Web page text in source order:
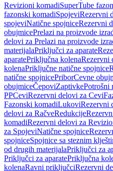
Revizioni komadiSuperTube
fazonski komadiSpojeviRezervni
spojeviNatične spojniceRezervni
obujmicePrelazi na proizvode
delovi za Prelazi na proizvode
materijalaPriključci za aparate
aparatePriključna kolenaRezervni
kolenaPriključne natične spojnice
natične spojnicePriborCevne
obujmiceČepoviZaptivkePotrošni
PPCeviRezervni delovi za Cevi
Fazonski komadiLukoviRezervni
delovi za RačveRedukcije
komadiRezervni delovi za
za SpojeviNatične spojnice
spojniceSpojnice sa steznim
od drugih materijalaPriključci za
Priključci za aparatePriključna
kolenaRavni priključciRezervni